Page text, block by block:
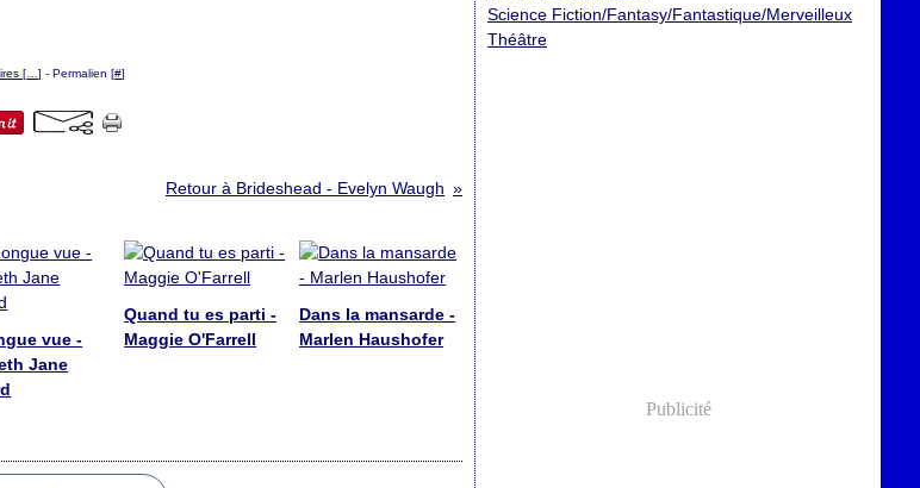
[ …] - Permalien [#]
Retour à Brideshead - Evelyn Waugh
vue -
Jane
Quand tu es parti -
Maggie O'Farrell
Dans la mansarde -
Marlen Haushofer
Science Fiction/Fantasy/Fantastique/Merveilleux
Théâtre
Publicité